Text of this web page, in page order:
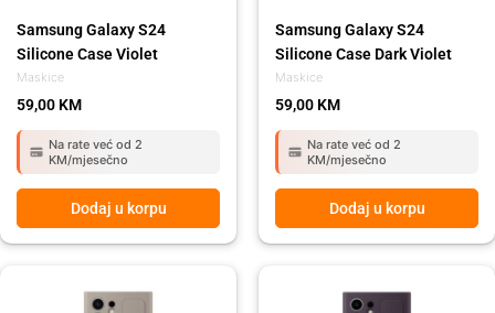
Maskice
Samsung Galaxy S24
Silicone Case Violet
59,00 KM
Na rate već od 2
KM/mjesečno
Dodaj u korpu
Maskice
Samsung Galaxy S24
Silicone Case Dark Violet
59,00 KM
Na rate već od 2
KM/mjesečno
Dodaj u korpu